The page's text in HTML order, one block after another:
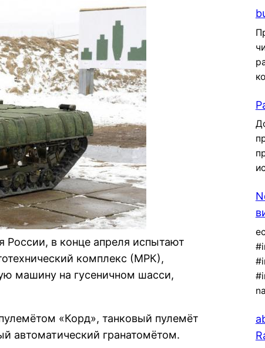
России, в конце апреля испытают
комплекс (МРК),
машину на гусеничном шасси,
«Корд», танковый пулемёт
автоматический гранатомётом.